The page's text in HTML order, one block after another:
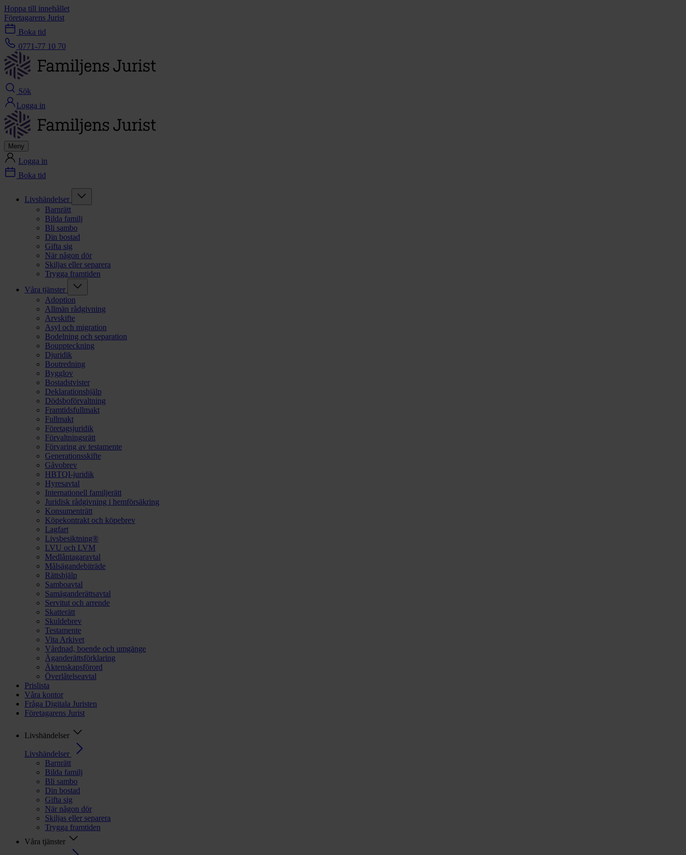
Hoppa till innehållet
Företagarens Jurist
Boka tid
0771-77 10 70
Sök
Logga in
Meny
Logga in
Boka tid
Livshändelser
Barnrätt
Bilda familj
Bli sambo
Din bostad
Gifta sig
När någon dör
Skiljas eller separera
Trygga framtiden
Våra tjänster
Adoption
Allmän rådgivning
Arvskifte
Asyl och migration
Bodelning och separation
Bouppteckning
Djuridik
Boutredning
Bygglov
Bostadstvister
Deklarationshjälp
Dödsboförvaltning
Framtidsfullmakt
Fullmakt
Företagsjuridik
Förvaltningsrätt
Förvaring av testamente
Generationsskifte
Gåvobrev
HBTQI-juridik
Hyresavtal
Internationell familjerätt
Juridisk rådgivning i hemförsäkring
Konsumenträtt
Köpekontrakt och köpebrev
Lagfart
Livsbesiktning®
LVU och LVM
Medlåntagaravtal
Målsägandebiträde
Rättshjälp
Samboavtal
Samäganderättsavtal
Servitut och arrende
Skatterätt
Skuldebrev
Testamente
Vita Arkivet
Vårdnad, boende och umgänge
Äganderättsförklaring
Äktenskapsförord
Överlåtelseavtal
Prislista
Våra kontor
Fråga Digitala Juristen
Företagarens Jurist
Livshändelser
Livshändelser
Barnrätt
Bilda familj
Bli sambo
Din bostad
Gifta sig
När någon dör
Skiljas eller separera
Trygga framtiden
Våra tjänster